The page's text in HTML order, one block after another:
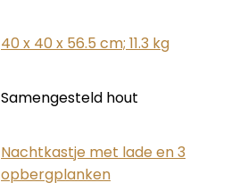
‎40 x 40 x 56.5 cm; 11.3 kg
‎Samengesteld hout
‎Nachtkastje met lade en 3
opbergplanken